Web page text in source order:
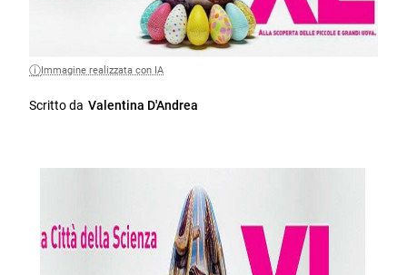
Immagine realizzata con IA
Scritto da Valentina D'Andrea